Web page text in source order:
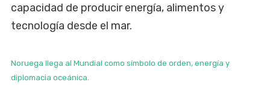
capacidad de producir energía, alimentos y
tecnología desde el mar.
Noruega llega al Mundial como símbolo de orden, energía y
diplomacia oceánica.